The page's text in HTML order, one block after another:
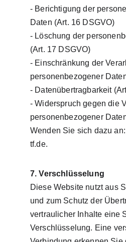
- Berichtigung der
Daten (Art. 16 DSGVO)
- Löschung der
(Art. 17 DSGVO)
- Einschränkung der
personenbezogener
- Datenübertragbarkeit
- Widerspruch gegen die
personenbezogener
Wenden Sie sich dazu
tf.de.
7. Verschlüsselung
Diese Website nutzt aus
und zum Schutz der
vertraulicher Inhalte eine
Verschlüsselung. Eine